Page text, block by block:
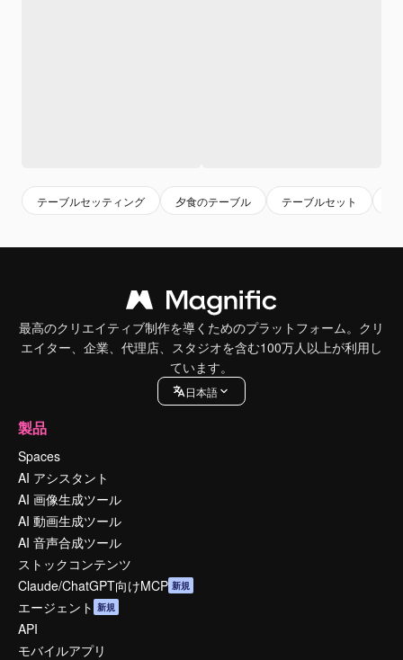
テーブルセッティング 夕食のテーブル テーブルセット
最高のクリエイティブ制作を導くためのプラットフォーム。クリ
エイター、企業、代理店、スタジオを含む100万人以上が利用し
ています。
日本語
製品
Spaces
AI アシスタント
AI 画像生成ツール
AI 動画生成ツール
AI 音声合成ツール
ストックコンテンツ
Claude/ChatGPT向けMCP 新規
エージェント 新規
API
モバイルアプリ